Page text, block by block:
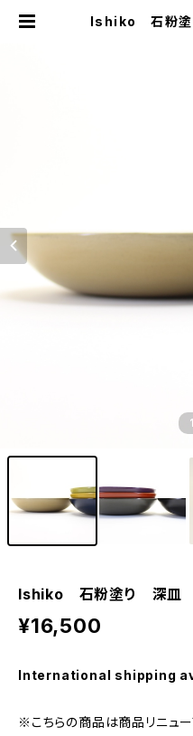
Ishiko 石粉塗
1
Ishiko 石粉塗り 深皿
¥16,500
International shipping
※こちらの商品は商品リニュー